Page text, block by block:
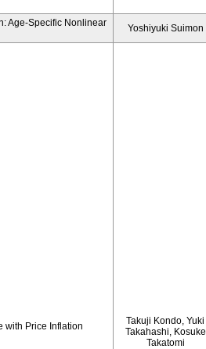
Age-Specific Nonlinear
Yoshiyuki Suimon
with Price Inflation
Takuji Kondo, Yuki
Takahashi, Kosuke
Takatomi